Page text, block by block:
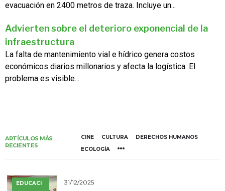
evacuación en 2400 metros de traza. Incluye un...
Advierten sobre el deterioro exponencial de la
infraestructura
La falta de mantenimiento vial e hídrico genera costos
económicos diarios millonarios y afecta la logística. El
problema es visible...
ARTÍCULOS MÁS
RECIENTES
CINE CULTURA
DERECHOS HUMANOS
ECOLOGÍA
EDUCACI
31/12/2025